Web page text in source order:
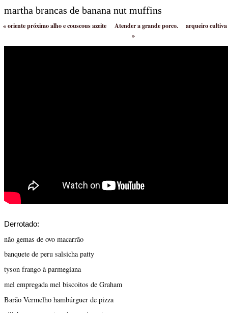
martha brancas de banana nut muffins
«oriente próximo alho e couscous azeite Atender a grande porco.
arqueiro cultiva
»
Derrotado:
não gemas de ovo macarrão
banquete de peru salsicha patty
tyson frango à parmegiana
mel empregada mel biscoitos de Graham
Barão Vermelho hambúrguer de pizza